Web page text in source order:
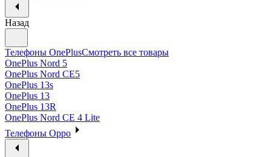
Назад
Телефоны OnePlusСмотреть все товары
OnePlus Nord 5
OnePlus Nord CE5
OnePlus 13s
OnePlus 13
OnePlus 13R
OnePlus Nord CE 4 Lite
Телефоны Oppo